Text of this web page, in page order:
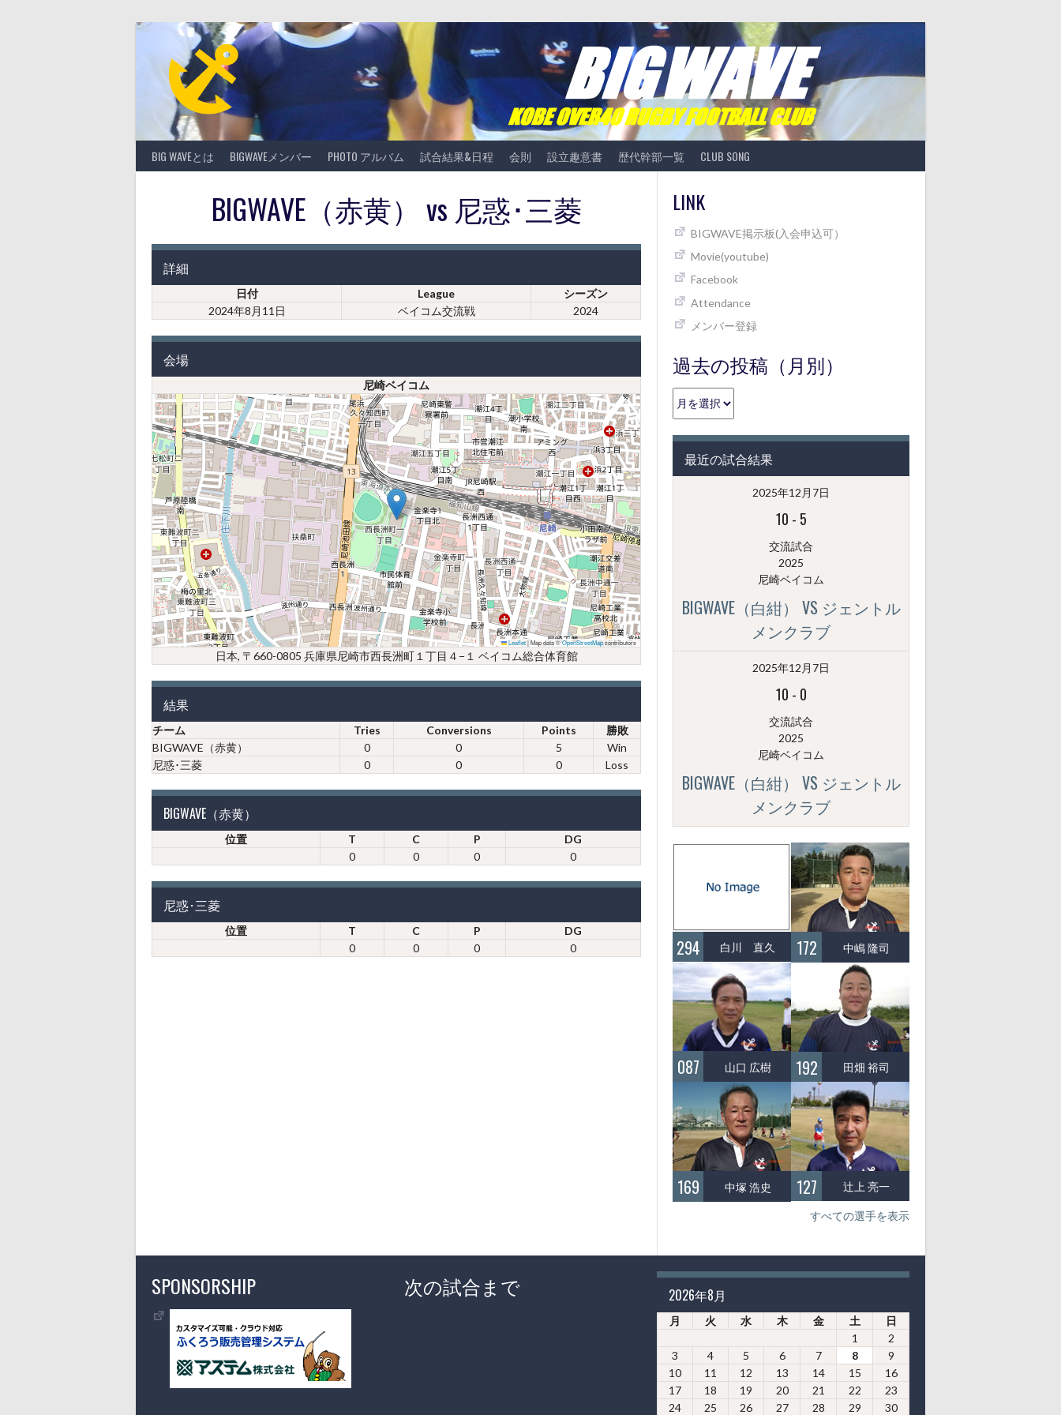
BIG WAVEとは BIGWAVEメンバー PHOTO アルバム 試合結果&日程 会則 設立趣意書 歴代幹部一覧 CLUB SONG
BIGWAVE（赤黄） vs 尼惑･三菱
詳細
日付 League
シーズン
2024年8月11日
ベイコム交流戦 2024
会場
尼崎ベイコム
Leaflet|Map data ©OpenStreetMapcontributors
日本, 〒660-0805 兵庫県尼崎市西長洲町１丁目４−１ ベイコム総合体育館
結果
チーム Tries Conversions Points
勝敗
BIGWAVE（赤黄）
0 0 5
Win
尼惑･三菱
0 0 0 Loss
BIGWAVE（赤黄）
位置 T C P
DG
0
0 0 0
尼惑･三菱
位置 T C P
DG
0
0 0 0
LINK
BIGWAVE掲示板(入会申込可）
Movie(youtube)
Facebook
Attendance
メンバー登録
過去の投稿（月別）
去
投
（月
最近の試合結果
2025年12月7日
10 - 5
交流試合
2025
尼崎ベイコム
BIGWAVE（白紺） VS ジェントル
メンクラブ
2025年12月7日
10 - 0
交流試合
2025
尼崎ベイコム
BIGWAVE（白紺） VS ジェントル
メンクラブ
294 白川 直久 172 中嶋 隆司
087 山口 広樹 192 田畑 裕司
169 中塚 浩史 127 辻上 亮一
すべての選手を表示
SPONSORSHIP 次の試合まで 2026年8月
月 火 水 木 金 土
日
1
2
3
4 5 6 7 8
9
10
11 12 13 14 15
16
17
18 19 20 21 22
23
24
25 26 27 28 29 30